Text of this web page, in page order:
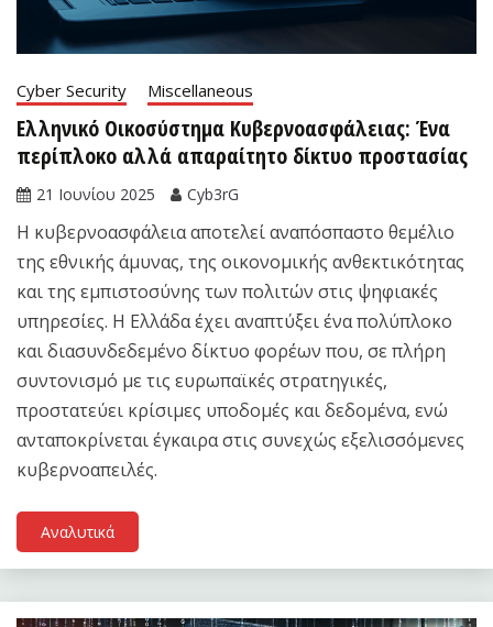
Cyber Security Miscellaneous
Ελληνικό Οικοσύστημα Κυβερνοασφάλειας: Ένα
περίπλοκο αλλά απαραίτητο δίκτυο προστασίας
21 Ιουνίου 2025 Cyb3rG
Η κυβερνοασφάλεια αποτελεί αναπόσπαστο θεμέλιο
της εθνικής άμυνας, της οικονομικής ανθεκτικότητας
και της εμπιστοσύνης των πολιτών στις ψηφιακές
υπηρεσίες. Η Ελλάδα έχει αναπτύξει ένα πολύπλοκο
και διασυνδεδεμένο δίκτυο φορέων που, σε πλήρη
συντονισμό με τις ευρωπαϊκές στρατηγικές,
προστατεύει κρίσιμες υποδομές και δεδομένα, ενώ
ανταποκρίνεται έγκαιρα στις συνεχώς εξελισσόμενες
κυβερνοαπειλές.
Αναλυτικά